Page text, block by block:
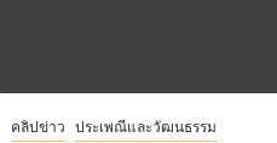
คลิปข่าว ประเพณีและวัฒนธรรม